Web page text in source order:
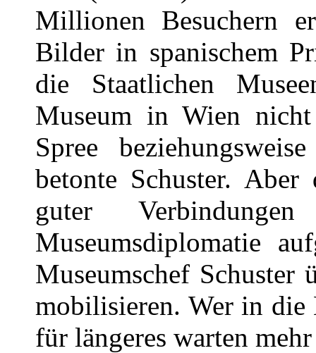
Millionen Besuchern
Bilder in spanischem
die Staatlichen
Museum in Wien
Spree
betonte Schuster.
guter
Museumsdiplomatie
Museumschef Schuster
mobilisieren. Wer in die
für längeres warten